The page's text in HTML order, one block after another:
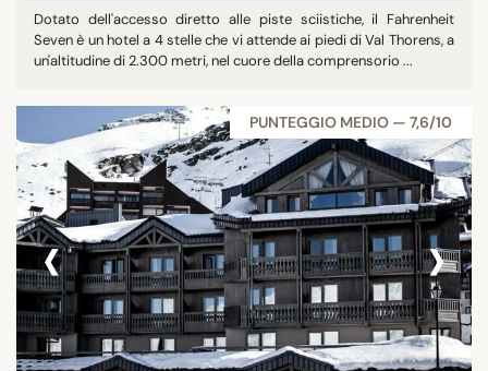
Dotato dell'accesso diretto alle piste sciistiche, il Fahrenheit
Seven è un hotel a 4 stelle che vi attende ai piedi di Val Thorens, a
un'altitudine di 2.300 metri, nel cuore della comprensorio ...
PUNTEGGIO MEDIO — 7,6/10
‹ ›